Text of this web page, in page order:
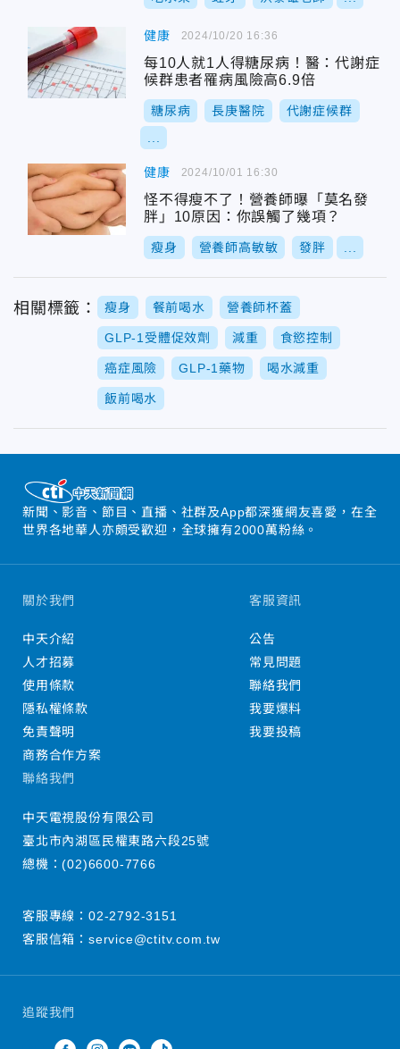
健康
每10人就1人得糖尿病！醫：代謝症
候群患者罹病風險高6.9倍
糖尿病 長庚醫院 代謝症候群
2024/10/20 16:36
健康
怪不得瘦不了！營養師曝「莫名發
胖」10原因：你誤觸了幾項？
瘦身 營養師高敏敏 發胖
2024/10/01 16:30
相關標籤： 瘦身 餐前喝水 營養師杯蓋
GLP-1受體促效劑 減重 食慾控制
癌症風險 GLP-1藥物 喝水減重
飯前喝水
新聞、影音、節目、直播、社群及App都深獲網友喜愛，在全
世界各地華人亦頗受歡迎，全球擁有2000萬粉絲。
追蹤我們
關於我們
中天介紹
人才招募
使用條款
隱私權條款
免責聲明
商務合作方案
客服資訊
公告
常見問題
聯絡我們
我要爆料
我要投稿
聯絡我們
中天電視股份有限公司
臺北市內湖區民權東路六段25號
總機：(02)6600-7766
客服專線： 02-2792-3151
客服信箱： service@ctitv.com.tw